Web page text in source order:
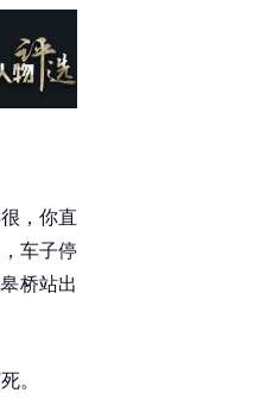
，你直
车子停
桥站出
。